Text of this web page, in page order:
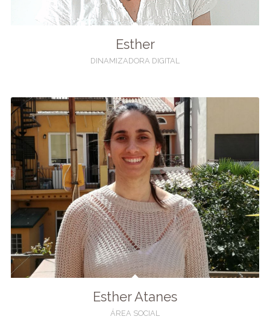
Esther
DINAMIZADORA DIGITAL
Esther Atanes
ÁREA SOCIAL